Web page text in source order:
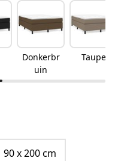
Donkerbr
uin
Taupe
90 x 200 cm